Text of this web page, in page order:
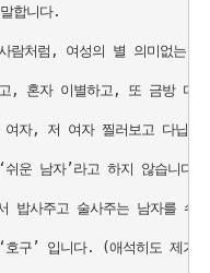
합니다.
람처럼, 여성의 별 의미없는
, 혼자 이별하고, 또 금방 다
자, 저 여자 찔러보고 다닙
운 남자’라고 하지 않습니다.
밥사주고 술사주는 남자를
구’ 입니다. (애석히도 제가